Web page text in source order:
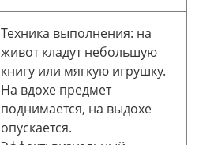
Техника выполнения: на
живот кладут небольшую
книгу или мягкую игрушку.
На вдохе предмет
поднимается, на выдохе
опускается.